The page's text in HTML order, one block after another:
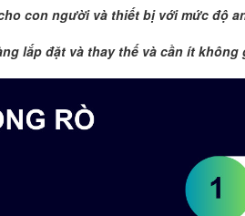
con người và thiết bị với mức độ
lắp đặt và thay thế và cần ít không